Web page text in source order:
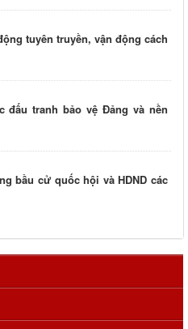
tuyên truyền, vận động cách
đấu tranh bảo vệ Đảng và nền
bầu cử quốc hội và HDND các